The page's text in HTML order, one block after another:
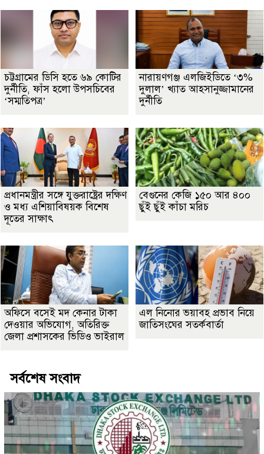
চট্টগ্রামের ডিসি হতে ৬৯ কোটির
দুর্নীতি, ফাঁস হলো উপসচিবের
‘সম্মতিপত্র’
নারায়ণগঞ্জ এলজিইডিতে ‘৩%
দুলাল’ খ্যাত আহসানুজ্জামানের
দুর্নীতি
প্রধানমন্ত্রীর সঙ্গে যুক্তরাষ্ট্রের দক্ষিণ
ও মধ্য এশিয়াবিষয়ক বিশেষ
দূতের সাক্ষাৎ
বেগুনের কেজি ১৫০ আর ৪০০
ছুঁই ছুঁই কাঁচা মরিচ
অফিসে বসেই মদ কেনার টাকা
দেওয়ার অভিযোগ, অতিরিক্ত
জেলা প্রশাসকের ভিডিও ভাইরাল
এল নিনোর ভয়াবহ প্রভাব নিয়ে
জাতিসংঘের সতর্কবার্তা
সর্বশেষ সংবাদ